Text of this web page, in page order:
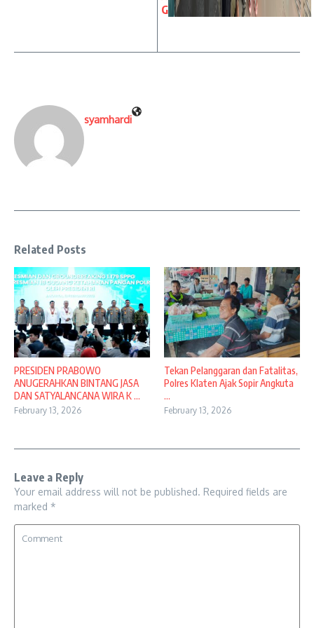
G
syamhardi
Related Posts
PRESIDEN PRABOWO
ANUGERAHKAN BINTANG JASA
DAN SATYALANCANA WIRA K ...
February 13, 2026
Tekan Pelanggaran dan Fatalitas,
Polres Klaten Ajak Sopir Angkuta
...
February 13, 2026
Leave a Reply
Your email address will not be published. Required fields are
marked *